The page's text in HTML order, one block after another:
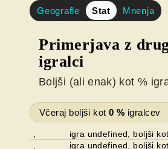
Geografle Stat Mnenja
Primerjava z
igralci
Boljši (ali enak) kot %
Včeraj boljši kot0 % igralcev
igra undefined, boljši kot
igra undefined, boljši kot